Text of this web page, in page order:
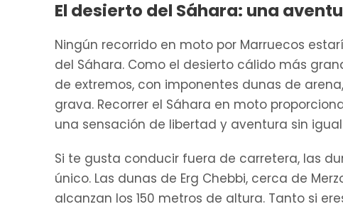
El desierto del Sáhara: una
Ningún recorrido en moto por Marruecos
del Sáhara. Como el desierto cálido más
de extremos, con imponentes dunas de
grava. Recorrer el Sáhara en moto
una sensación de libertad y aventura sin
Si te gusta conducir fuera de carretera, las
único. Las dunas de Erg Chebbi, cerca de
alcanzan los 150 metros de altura. Tanto si